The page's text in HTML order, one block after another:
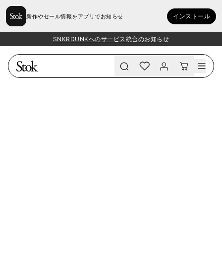
新作やセール情報をアプリでお知らせ インストール
SNKRDUNKへのサービス統合のお知らせ